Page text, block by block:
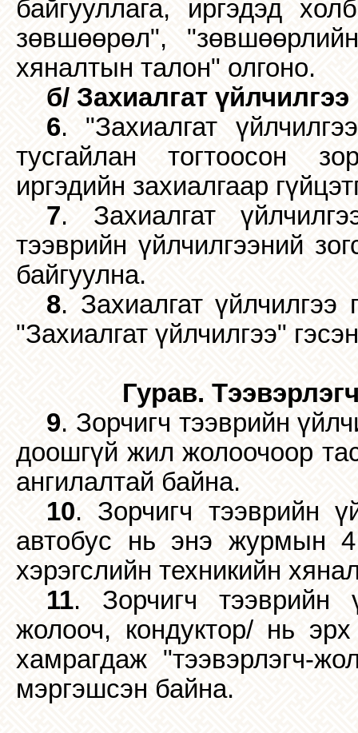
байгууллага, иргэдэд
зөвшөөрөл",
хяналтын талон" олгоно.
б/ Захиалгат үйлчилгээ
6. "Захиалгат
тусгайлан тогтоосон
иргэдийн захиалгаар
7. Захиалгат
тээврийн үйлчилгээний
байгуулна.
8. Захиалгат үйлчилгээ
"Захиалгат үйлчилгээ"
Гурав.
9. Зорчигч тээврийн
доошгүй жил жолоочоор
ангилалтай байна.
10. Зорчигч тээврийн
автобус нь энэ журмын
хэрэгслийн техникийн
11. Зорчигч тээврийн
жолооч, кондуктор/ нь
хамрагдаж "тээвэрлэгч-
мэргэшсэн байна.